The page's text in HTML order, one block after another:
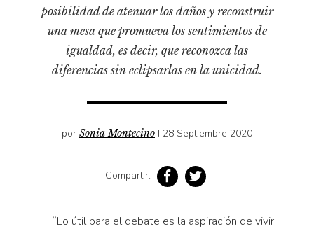
Relecturas
Sociedad
Turismo accidental
Vidas paralelas
posibilidad de atenuar los daños y reconstruir
una mesa que promueva los sentimientos de
igualdad, es decir, que reconozca las
diferencias sin eclipsarlas en la unicidad.
por Sonia Montecino I 28 Septiembre 2020
Compartir:
“Lo útil para el debate es la aspiración de vivir